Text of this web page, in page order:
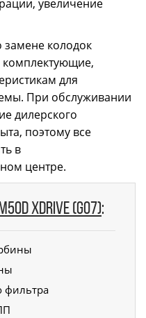
увеличение
колодок
комплектующие,
для
При обслуживании
дилерского
поэтому все
в
центре.
xDrive (G07):
фильтра